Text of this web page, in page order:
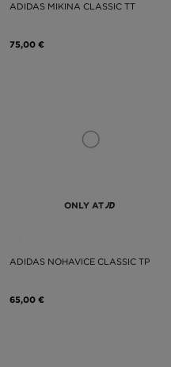
ADIDAS MIKINA CLASSIC TT
75,00 €
ONLY AT
ADIDAS NOHAVICE CLASSIC TP
65,00 €